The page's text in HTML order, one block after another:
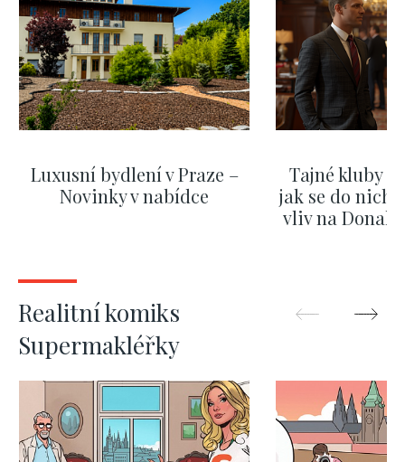
Luxusní bydlení v Praze –
Novinky v nabídce
Tajné kluby
jak se do nich
vliv na
Realitní komiks
Supermakléřky